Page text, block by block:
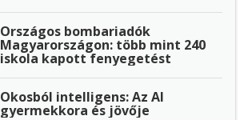
Országos bombariadók
Magyarországon: több mint 240
iskola kapott fenyegetést
Okosból intelligens: Az AI
gyermekkora és jövője